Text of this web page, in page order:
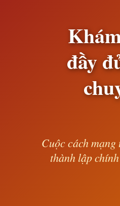
đầy
Cuộc cách
thành lập